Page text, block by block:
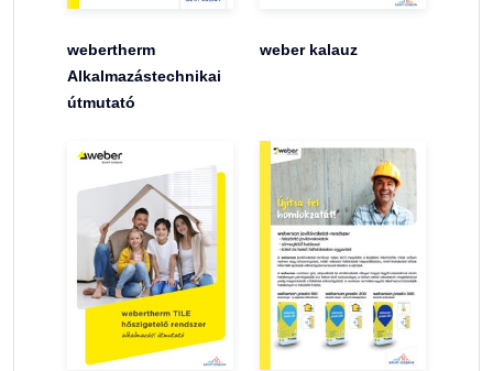
webertherm
Alkalmazástechnikai
útmutató
weber kalauz